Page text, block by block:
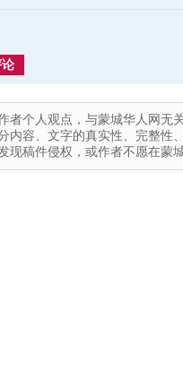
者个人观点，与蒙城华人网无
内容、文字的真实性、完整性
现稿件侵权，或作者不愿在蒙